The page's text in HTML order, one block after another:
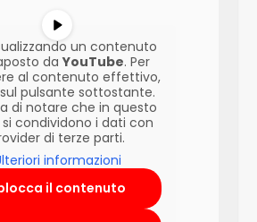
un contenuto
daYouTube. Per
al contenuto effettivo,
pulsante sottostante.
di notare che in questo
condividono i dati con
di terze parti.
informazioni
il contenuto